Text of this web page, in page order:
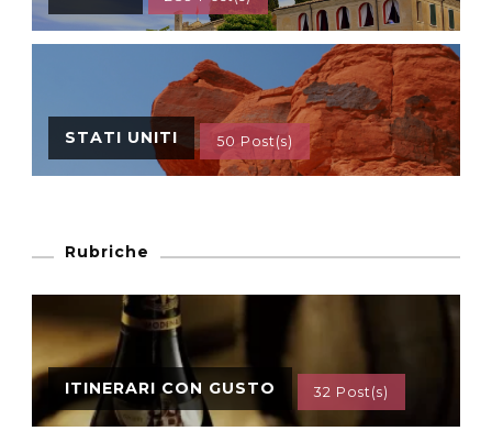
STATI UNITI 50 Post(s)
Rubriche
ITINERARI CON GUSTO 32 Post(s)